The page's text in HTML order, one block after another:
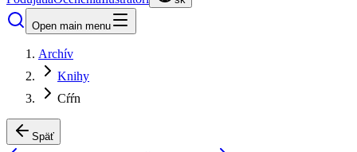
Open main menu
Archív
Knihy
Cŕŕn
Späť